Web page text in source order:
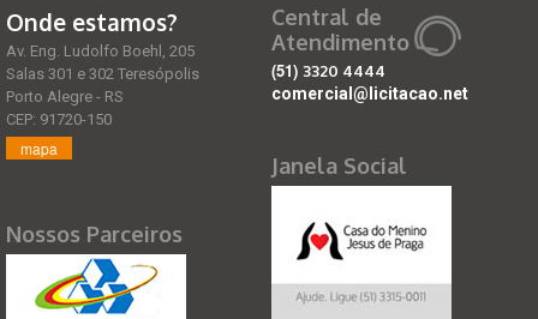
Onde estamos?
Av. Eng. Ludolfo Boehl, 205
Salas 301 e 302 Teresópolis
Porto Alegre - RS
CEP: 91720-150
mapa
Nossos Parceiros
Central de
Atendimento
(51) 3320 4444
comercial@licitacao.net
Janela Social